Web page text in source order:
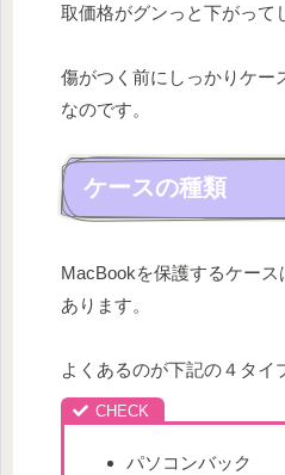
取価格がグンっと下がって
傷がつく前にしっかりケー
なのです。
ケースの種類
MacBookを保護するケー
あります。
よくあるのが下記の４タイ
パソコンバック